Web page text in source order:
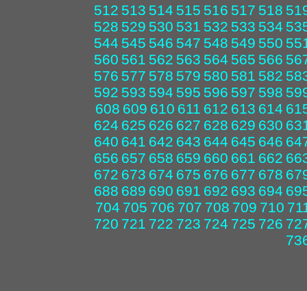
512 513 514 515 516 517 518
528 529 530 531 532 533 534
544 545 546 547 548 549 550
560 561 562 563 564 565 566
576 577 578 579 580 581 582
592 593 594 595 596 597 598
608 609 610 611 612 613 614
624 625 626 627 628 629 630
640 641 642 643 644 645 646
656 657 658 659 660 661 662
672 673 674 675 676 677 678
688 689 690 691 692 693 694
704 705 706 707 708 709 710
720 721 722 723 724 725 726